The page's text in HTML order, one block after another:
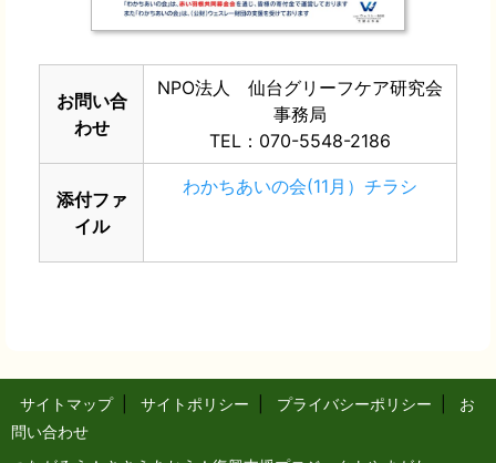
お問い合
わせ
NPO法人 仙台グリーフケア研究会
事務局
TEL：070-5548-2186
添付ファ
イル
わかちあいの会(11月）チラシ
サイトマップ サイトポリシー プライバシーポリシー
お
問い合わせ